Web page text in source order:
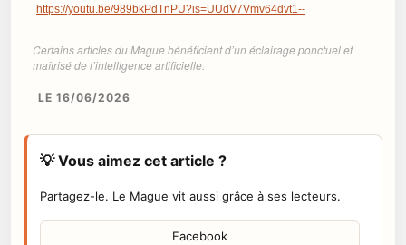
https://youtu.be/989bkPdTnPU?is=UUdV7Vmv64dvt1--
Certains articles du Mague bénéficient d’un éclairage ponctuel et
maîtrisé de l’intelligence artificielle.
LE 16/06/2026
💡 Vous aimez cet article ?
Partagez-le. Le Mague vit aussi grâce à ses lecteurs.
Facebook